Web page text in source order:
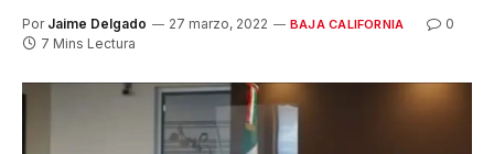
Por Jaime Delgado 27 marzo, 2022 BAJA CALIFORNIA
0
7 Mins Lectura